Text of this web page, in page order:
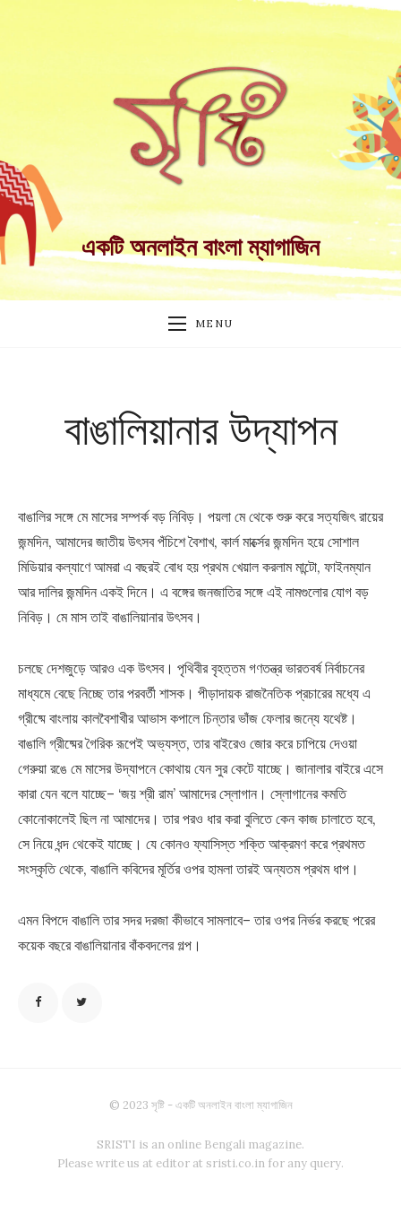
একটি অনলাইন বাংলা ম্যাগাজিন
MENU
বাঙালিয়ানার উদ্‌যাপন
বাঙালির সঙ্গে মে মাসের সম্পর্ক বড় নিবিড়। পয়লা মে থেকে শুরু করে সত্যজিৎ রায়ের
জন্মদিন, আমাদের জাতীয় উৎসব পঁচিশে বৈশাখ, কার্ল মার্ক্সের জন্মদিন হয়ে সোশাল
মিডিয়ার কল্যাণে আমরা এ বছরই বোধ হয় প্রথম খেয়াল করলাম মান্টো, ফাইনম্যান
আর দালির জন্মদিন একই দিনে। এ বঙ্গের জনজাতির সঙ্গে এই নামগুলোর যোগ বড়
নিবিড়। মে মাস তাই বাঙালিয়ানার উৎসব।
চলছে দেশজুড়ে আরও এক উৎসব। পৃথিবীর বৃহত্তম গণতন্ত্র ভারতবর্ষ নির্বাচনের
মাধ্যমে বেছে নিচ্ছে তার পরবর্তী শাসক। পীড়াদায়ক রাজনৈতিক প্রচারের মধ্যে এ
গ্রীষ্মে বাংলায় কালবৈশাখীর আভাস কপালে চিন্তার ভাঁজ ফেলার জন্যে যথেষ্ট।
বাঙালি গ্রীষ্মের গৈরিক রূপেই অভ্যস্ত, তার বাইরেও জোর করে চাপিয়ে দেওয়া
গেরুয়া রঙে মে মাসের উদ্‌যাপনে কোথায় যেন সুর কেটে যাচ্ছে। জানালার বাইরে এসে
কারা যেন বলে যাচ্ছে– ‘জয় শ্রী রাম’ আমাদের স্লোগান। স্লোগানের কমতি
কোনোকালেই ছিল না আমাদের। তার পরও ধার করা বুলিতে কেন কাজ চালাতে হবে,
সে নিয়ে ধন্দ থেকেই যাচ্ছে। যে কোনও ফ্যাসিস্ত শক্তি আক্রমণ করে প্রথমত
সংস্কৃতি থেকে, বাঙালি কবিদের মূর্তির ওপর হামলা তারই অন্যতম প্রথম ধাপ।
এমন বিপদে বাঙালি তার সদর দরজা কীভাবে সামলাবে– তার ওপর নির্ভর করছে পরের
কয়েক বছরে বাঙালিয়ানার বাঁকবদলের গল্প।
© 2023 সৃষ্টি - একটি অনলাইন বাংলা ম্যাগাজিন
SRISTI is an online Bengali magazine.
Please write us at editor at sristi.co.in for any query.